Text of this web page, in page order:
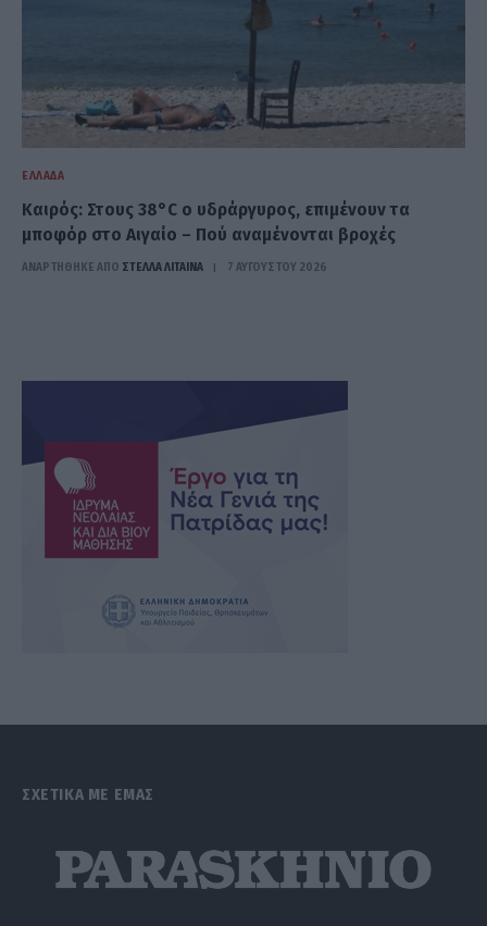
ΕΛΛΆΔΑ
Καιρός: Στους 38°C ο υδράργυρος, επιμένουν τα
μποφόρ στο Αιγαίο – Πού αναμένονται βροχές
ΑΝΑΡΤΗΘΗΚΕ ΑΠΟ ΣΤΈΛΛΑ ΛΊΤΑΙΝΑ 7 ΑΥΓΟΎΣΤΟΥ 2026
ΣΧΕΤΙΚΑ ΜΕ ΕΜΑΣ